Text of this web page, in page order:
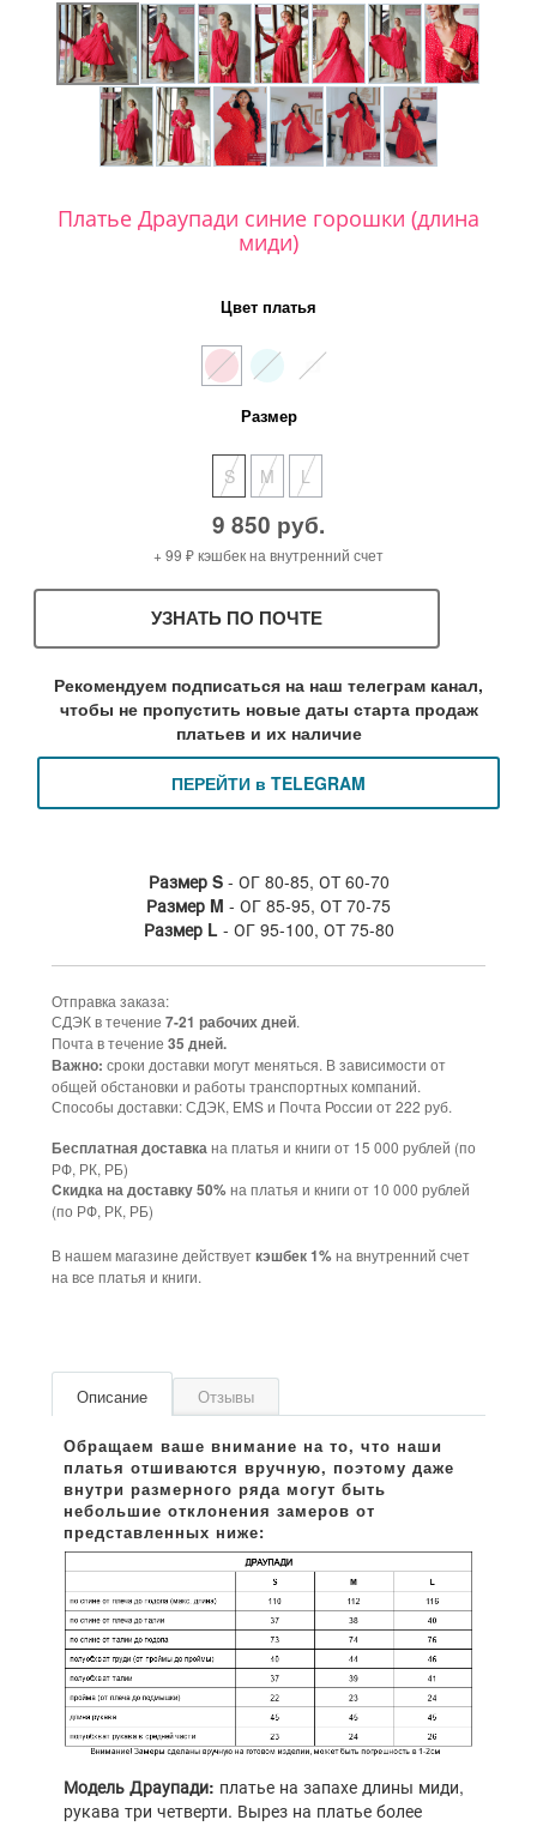
Платье Драупади синие горошки (длина
миди)
Цвет платья
Размер
S M L
9 850 руб.
+ 99 ₽ кэшбек на внутренний счет
УЗНАТЬ ПО ПОЧТЕ
Рекомендуем подписаться на наш телеграм канал,
чтобы не пропустить новые даты старта продаж
платьев и их наличие
ПЕРЕЙТИ в TELEGRAM
Размер S- ОГ 80-85, ОТ 60-70
Размер M - ОГ 85-95, ОТ 70-75
Размер L - ОГ 95-100, ОТ 75-80
Отправка заказа:
СДЭК в течение 7-21 рабочих дней.
Почта в течение 35 дней.
Важно: сроки доставки могут меняться. В зависимости от
общей обстановки и работы транспортных компаний.
Способы доставки: СДЭК, EMS и Почта России от 222 руб.
Бесплатная доставкана платья и книги от 15 000 рублей (по
РФ, РК, РБ)
Cкидка на доставку 50% на платья и книги от 10 000 рублей
(по РФ, РК, РБ)
В нашем магазине действуеткэшбек 1% на внутренний счет
на все платья и книги.
Описание Отзывы
Модель Драупади: платье на запахе длины миди,
рукава три четверти. Вырез на платье более